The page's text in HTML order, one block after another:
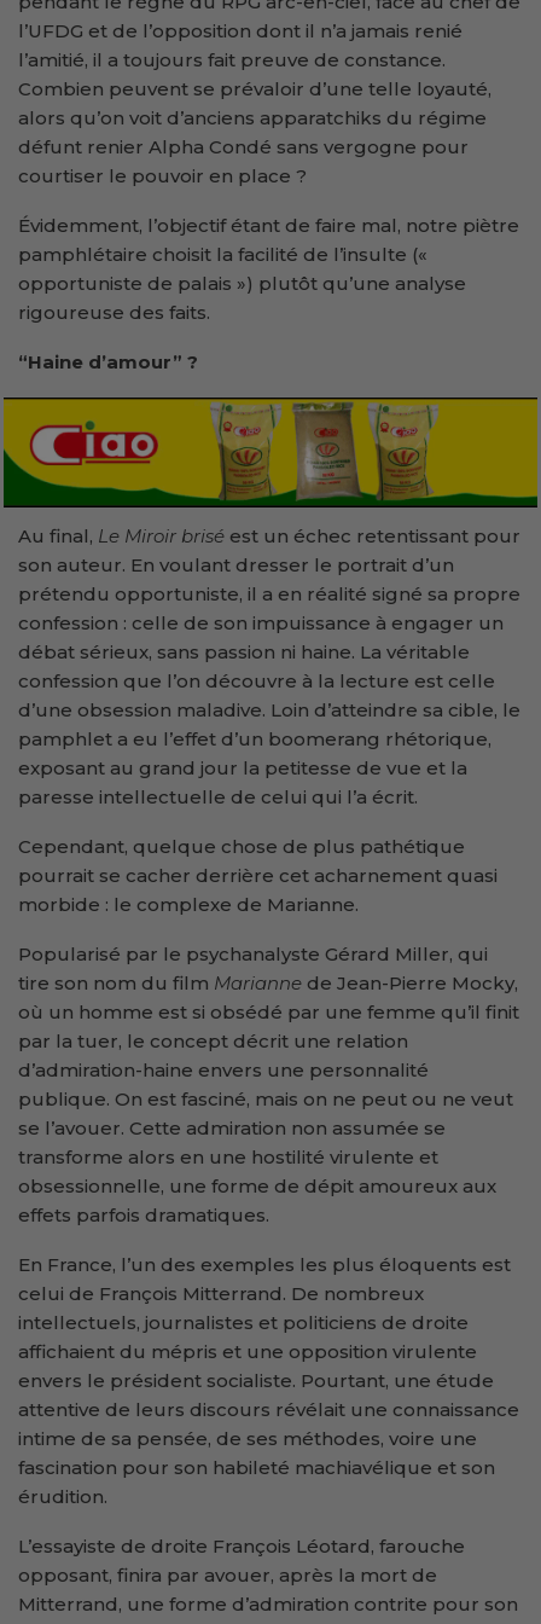
l’UFDG et de l’opposition dont il n’a jamais renié
l’amitié, il a toujours fait preuve de constance.
Combien peuvent se prévaloir d’une telle loyauté,
alors qu’on voit d’anciens apparatchiks du régime
défunt renier Alpha Condé sans vergogne pour
courtiser le pouvoir en place ?
Évidemment, l’objectif étant de faire mal, notre piètre
pamphlétaire choisit la facilité de l’insulte («
opportuniste de palais ») plutôt qu’une analyse
rigoureuse des faits.
“Haine d’amour” ?
Au final, Le Miroir brisé est un échec retentissant pour
son auteur. En voulant dresser le portrait d’un
prétendu opportuniste, il a en réalité signé sa propre
confession : celle de son impuissance à engager un
débat sérieux, sans passion ni haine. La véritable
confession que l’on découvre à la lecture est celle
d’une obsession maladive. Loin d’atteindre sa cible, le
pamphlet a eu l’effet d’un boomerang rhétorique,
exposant au grand jour la petitesse de vue et la
paresse intellectuelle de celui qui l’a écrit.
Cependant, quelque chose de plus pathétique
pourrait se cacher derrière cet acharnement quasi
morbide : le complexe de Marianne.
Popularisé par le psychanalyste Gérard Miller, qui
tire son nom du film Marianne de Jean-Pierre Mocky,
où un homme est si obsédé par une femme qu’il finit
par la tuer, le concept décrit une relation
d’admiration-haine envers une personnalité
publique. On est fasciné, mais on ne peut ou ne veut
se l’avouer. Cette admiration non assumée se
transforme alors en une hostilité virulente et
obsessionnelle, une forme de dépit amoureux aux
effets parfois dramatiques.
En France, l’un des exemples les plus éloquents est
celui de François Mitterrand. De nombreux
intellectuels, journalistes et politiciens de droite
affichaient du mépris et une opposition virulente
envers le président socialiste. Pourtant, une étude
attentive de leurs discours révélait une connaissance
intime de sa pensée, de ses méthodes, voire une
fascination pour son habileté machiavélique et son
érudition.
L’essayiste de droite François Léotard, farouche
opposant, finira par avouer, après la mort de
Mitterrand, une forme d’admiration contrite pour son